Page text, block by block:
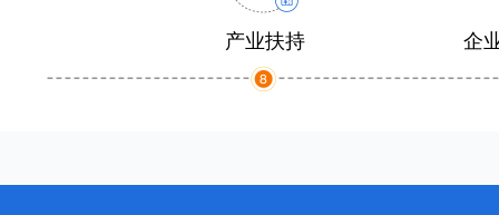
产业扶持 企